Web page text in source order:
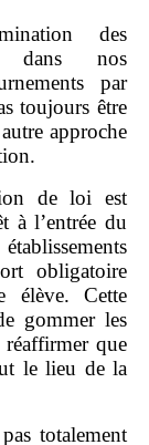
des
dans nos
par
toujours être
approche
de loi est
à l’entrée du
obligatoire
élève. Cette
gommer les
réaffirmer que
le lieu de la
totalement